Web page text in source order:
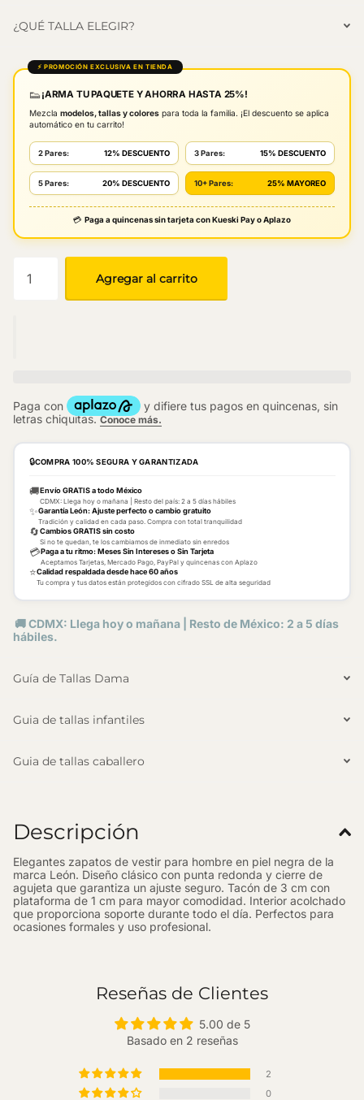
¿QUÉ TALLA ELEGIR?
⚡ PROMOCIÓN EXCLUSIVA EN TIENDA
👟 ¡ARMA TU PAQUETE Y AHORRA HASTA 25%!
Mezcla modelos, tallas y colores para toda la familia. ¡El descuento se aplica
automático en tu carrito!
2 Pares: 12% DESCUENTO 3 Pares: 15% DESCUENTO
5 Pares: 20% DESCUENTO 10+ Pares: 25% MAYOREO
💳 Paga a quincenas sin tarjeta con Kueski Pay o Aplazo
Agregar al carrito
🔒COMPRA 100% SEGURA Y GARANTIZADA
🚚Envío GRATIS a todo México
CDMX: Llega hoy o mañana | Resto del país: 2 a 5 días hábiles
✨Garantía León: Ajuste perfecto o cambio gratuito
Tradición y calidad en cada paso. Compra con total tranquilidad
🔄Cambios GRATIS sin costo
Si no te quedan, te los cambiamos de inmediato sin enredos
💳Paga a tu ritmo: Meses Sin Intereses o Sin Tarjeta
Aceptamos Tarjetas, Mercado Pago, PayPal y quincenas con Aplazo
⭐Calidad respaldada desde hace 60 años
Tu compra y tus datos están protegidos con cifrado SSL de alta seguridad
🚚 CDMX: Llega hoy o mañana | Resto de México: 2 a 5 días
hábiles.
Guía de Tallas Dama
Guia de tallas infantiles
Guia de tallas caballero
Descripción
Elegantes zapatos de vestir para hombre en piel negra de la
marca León. Diseño clásico con punta redonda y cierre de
agujeta que garantiza un ajuste seguro. Tacón de 3 cm con
plataforma de 1 cm para mayor comodidad. Interior acolchado
que proporciona soporte durante todo el día. Perfectos para
ocasiones formales y uso profesional.
Reseñas de Clientes
5.00 de 5
Basado en 2 reseñas
2
0